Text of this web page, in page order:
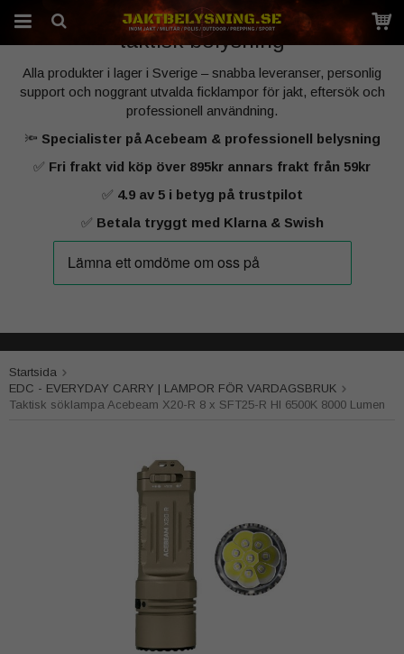
Sveriges specialist på kraftfull jakt‑ och
taktisk belysning
Alla produkter i lager i Sverige – snabba leveranser, personlig
support och noggrant utvalda ficklampor för jakt, eftersök och
professionell användning.
🔦 Specialister på Acebeam & professionell belysning
✅ Fri frakt vid köp över 895kr annars frakt från 59kr
✅ 4.9 av 5 i betyg på trustpilot
✅ Betala tryggt med Klarna & Swish
Produkten har blivit tillagd i varukorgen
Startsida
EDC - EVERYDAY CARRY | LAMPOR FÖR VARDAGSBRUK
Taktisk söklampa Acebeam X20-R 8 x SFT25-R HI 6500K 8000 Lumen